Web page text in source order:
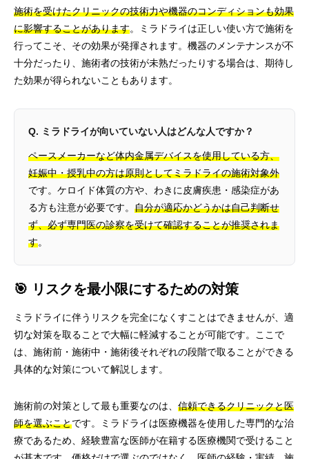
施術を受けたクリニックの技術力や機器のコンディションも効果
に影響することがあります。ミラドライは正しい使い方で施術を
行ってこそ、その効果が発揮されます。機器のメンテナンスが不
十分だったり、施術者の技術が未熟だったりする場合は、期待し
た効果が得られないこともあります。
Q. ミラドライが向いていない人はどんな人ですか？
ペースメーカーなど体内金属デバイスを使用している方、
妊娠中・授乳中の方は原則としてミラドライの施術対象外
です。ケロイド体質の方や、わきに皮膚疾患・感染症があ
る方も注意が必要です。 自分が適応かどうかは自己判断せ
ず、必ず専門医の診察を受けて確認することが推奨されま
す。
🎯 リスクを最小限にするための対策
ミラドライに伴うリスクを完全になくすことはできませんが、適
切な対策を取ることで大幅に軽減することが可能です。ここで
は、施術前・施術中・施術後それぞれの段階で取ることができる
具体的な対策について解説します。
施術前の対策として最も重要なのは、 信頼できるクリニックと医
師を選ぶことです。ミラドライは医療機器を使用した専門的な治
療であるため、経験豊富な医師が在籍する医療機関で受けること